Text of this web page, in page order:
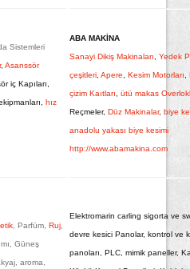
Sistemleri
, Asanssör
iç Kapıları,
hız
ABA MAKİNA
Sanayi Dikiş Makinaları Yedek
çeşitleri, Apere Kesim Motorları
çizim Kaıtları ütü makas
Reçmeler, Düz Makinalar, biye
anadolu yakası biye kesimi
http://www.abamakina.com
, Parfüm, Ruj,
Güneş
aroma,
Elektromarin carling sigorta ve
devre kesici Panolar, kontrol ve
panoları, PLC, mimik paneller,